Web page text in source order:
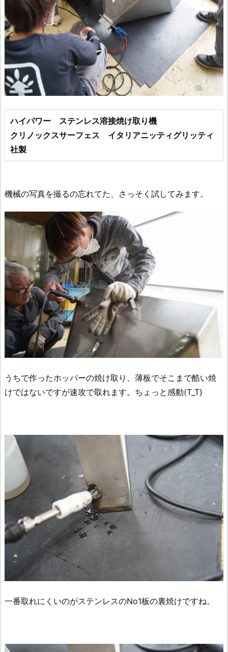
ハイパワー ステンレス溶接焼け取り機
クリノックスサーフェス イタリアニッティグリッティ
社製
機械の写真を撮るの忘れてた、さっそく試してみます。
うちで作ったホッパーの焼け取り、薄板でそこまで酷い焼
けではないですが速攻で取れます。ちょっと感動(T_T)
一番取れにくいのがステンレスのNo1板の裏焼けですね。